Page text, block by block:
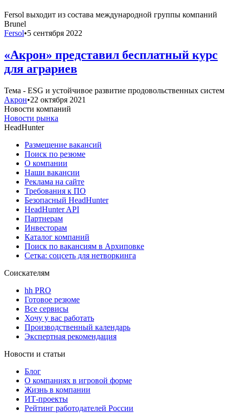
Fersol выходит из состава международной группы компаний
Brunel
Fersol•5 сентября 2022
«Акрон» представил бесплатный курс
для аграриев
Тема - ESG и устойчивое развитие продовольственных систем
Акрон•22 октября 2021
Новости компаний
Новости рынка
HeadHunter
Размещение вакансий
Поиск по резюме
О компании
Наши вакансии
Реклама на сайте
Требования к ПО
Безопасный HeadHunter
HeadHunter API
Партнерам
Инвесторам
Каталог компаний
Поиск по вакансиям в Архиповке
Сетка: соцсеть для нетворкинга
Соискателям
hh PRO
Готовое резюме
Все сервисы
Хочу у вас работать
Производственный календарь
Экспертная рекомендация
Новости и статьи
Блог
О компаниях в игровой форме
Жизнь в компании
ИТ-проекты
Рейтинг работодателей России